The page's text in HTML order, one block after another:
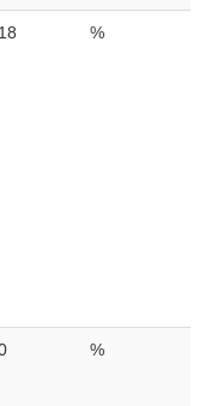
18 %
%